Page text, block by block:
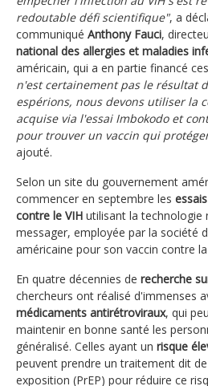
redoutable défi scientifique", a
communiqué Anthony Fauci,
national des allergies et maladies
américain, qui a en partie financé
n'est certainement pas le résultat
espérions, nous devons utiliser la
acquise via l'essai Imbokodo et
pour trouver un vaccin qui
ajouté.
Selon un site du gouvernement
commencer en septembre les
contre le VIH utilisant la technologie
messager, employée par la société
américaine pour son vaccin contre
En quatre décennies de recherche
chercheurs ont réalisé d'immenses
médicaments antirétroviraux, qui
maintenir en bonne santé les
généralisé. Celles ayant un risque
peuvent prendre un traitement dit
exposition (PrEP) pour réduire ce